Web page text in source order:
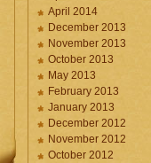
April 2014
December 2013
November 2013
October 2013
May 2013
February 2013
January 2013
December 2012
November 2012
October 2012